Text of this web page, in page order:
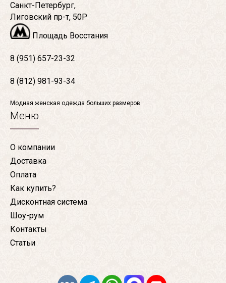
Санкт-Петербург,
Лиговский пр-т, 50Р
Площадь Восстания
8 (951) 657-23-32
8 (812) 981-93-34
Модная женская одежда больших размеров
Меню
О компании
Доставка
Оплата
Как купить?
Дисконтная система
Шоу-рум
Контакты
Статьи